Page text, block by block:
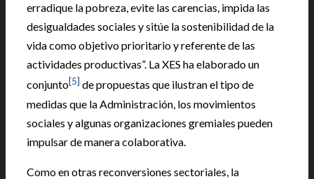
erradique la pobreza, evite las carencias, impida las
desigualdades sociales y sitúe la sostenibilidad de la
vida como objetivo prioritario y referente de las
actividades productivas”. La XES ha elaborado un
conjunto[5] de propuestas que ilustran el tipo de
medidas que la Administración, los movimientos
sociales y algunas organizaciones gremiales pueden
impulsar de manera colaborativa.
Como en otras reconversiones sectoriales, la